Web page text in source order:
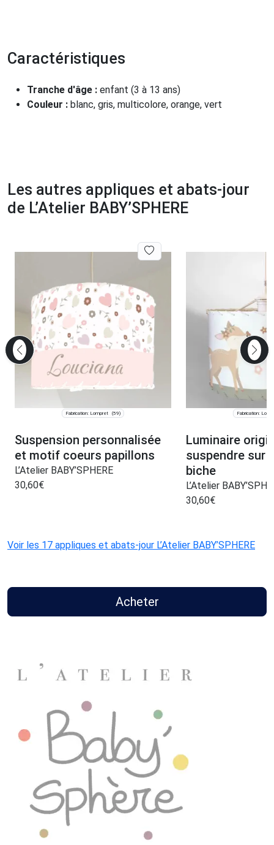
Caractéristiques
Tranche d'âge : enfant (3 à 13 ans)
Couleur : blanc, gris, multicolore, orange, vert
Les autres appliques et abats-jour
de L’Atelier BABY’SPHERE
Fabrication: Lompret (59)
Suspension personnalisée
et motif coeurs papillons
L’Atelier BABY’SPHERE
30,60€
Fabrication:
Luminaire
suspendre sur
biche
L’Atelier
30,60€
Voir les 17 appliques et abats-jour L’Atelier BABY’SPHERE
Acheter